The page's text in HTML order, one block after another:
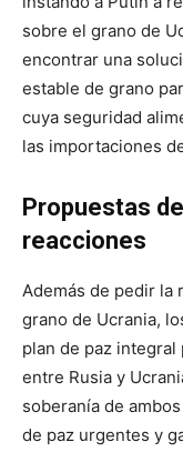
sobre el grano de
encontrar una
estable de grano
cuya seguridad
las importaciones
Propuestas
reacciones
Además de pedir la
grano de Ucrania,
plan de paz
entre Rusia y
soberanía de
de paz urgentes y